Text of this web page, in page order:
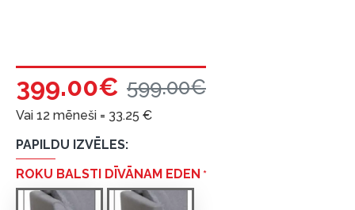
399.00€ 599.00€
Vai 12 mēneši = 33.25 €
PAPILDU IZVĒLES:
ROKU BALSTI DĪVĀNAM EDEN